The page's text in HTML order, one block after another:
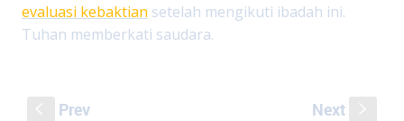
evaluasi kebaktian setelah mengikuti ibadah ini.
Tuhan memberkati saudara.
Prev Next